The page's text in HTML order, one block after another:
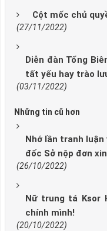
Cột mốc chủ
(27/11/2022)
Diễn đàn Tổng
tất yếu hay trào
(03/11/2022)
Những tin cũ hơn
Nhớ lần tranh
đốc Sở nộp đơn
(26/10/2022)
Nữ trung tá Ksor
chính mình!
(20/10/2022)